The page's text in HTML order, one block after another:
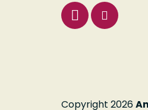
Copyright 2026